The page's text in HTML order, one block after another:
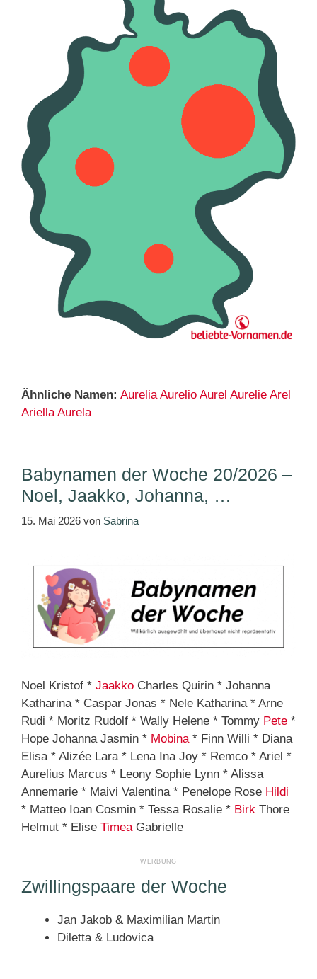
Ähnliche Namen: Aurelia Aurelio Aurel Aurelie Arel
Ariella Aurela
Babynamen der Woche 20/2026 –
Noel, Jaakko, Johanna, …
15. Mai 2026 von Sabrina
Noel Kristof * Jaakko Charles Quirin * Johanna
Katharina * Caspar Jonas * Nele Katharina * Arne
Rudi * Moritz Rudolf * Wally Helene * Tommy Pete *
Hope Johanna Jasmin * Mobina* Finn Willi * Diana
Elisa * Alizée Lara * Lena Ina Joy * Remco * Ariel *
Aurelius Marcus * Leony Sophie Lynn * Alissa
Annemarie * Maivi Valentina * Penelope Rose Hildi
* Matteo Ioan Cosmin * Tessa Rosalie * Birk Thore
Helmut * Elise TimeaGabrielle
Zwillingspaare der Woche
Jan Jakob & Maximilian Martin
Diletta & Ludovica